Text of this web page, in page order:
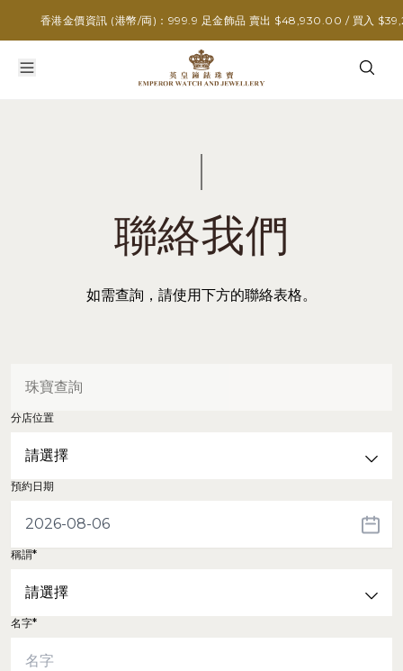
香港金價資訊 (港幣/両)：999.9 足金飾品 賣出 $48,930.00 / 買入
聯絡我們
如需查詢，請使用下方的聯絡表格。
分店位置
預約日期
稱謂*
名字*